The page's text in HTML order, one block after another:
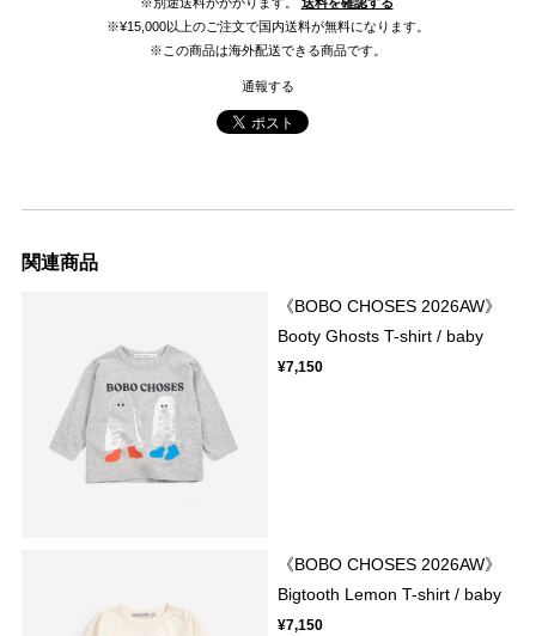
※¥15,000以上のご注文で国内送料が無料になります。
※この商品は海外配送できる商品です。
通報する
関連商品
《BOBO CHOSES 2026AW》
Booty Ghosts T-shirt / baby
¥7,150
《BOBO CHOSES 2026AW》
Bigtooth Lemon T-shirt / baby
¥7,150